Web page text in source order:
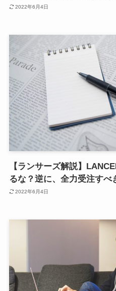
2022年6月4日
【ランサーズ解説】
るな？逆に、全力受注すべ
2022年6月4日